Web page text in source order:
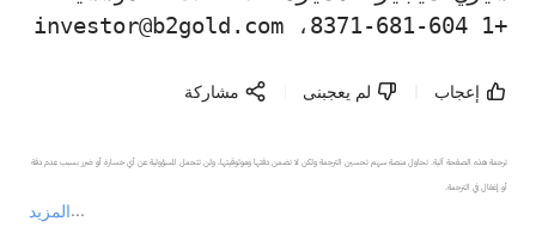
+1 604-681-8371، investor@b2gold.com
إعجاب لم يعجبنى مشاركة
المزيد
ترجمة هذه الصفحة آلية. تحاول منصة سهم تحسين الترجمة ولكن لا تضمن دقتها وموثوقيتها، ولن تتحمل المسؤولية عن أي خسارة أو ضرر بسبب عدم دقة
أو إغفال في الترجمة.